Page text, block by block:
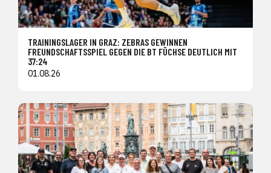
TRAININGSLAGER IN GRAZ: ZEBRAS GEWINNEN
FREUNDSCHAFTSSPIEL GEGEN DIE BT FÜCHSE DEUTLICH MIT
37:24
01.08.26